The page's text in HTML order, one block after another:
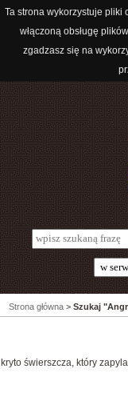
Ta strona wykorzystuje pliki
włączoną obsługę
zgadzasz się na
Strona główna > Szukaj
świerszcza, który